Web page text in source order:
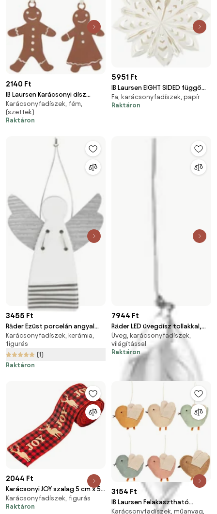
2140 Ft
IB Laursen Karácsonyi dísz
GINGERBREAD, barna
Karácsonyfadíszek, fém,
(szettek)
Raktáron
5951 Ft
IB Laursen EIGHT SIDED függő
papírcsillag
Fa, karácsonyfadíszek, papír
Raktáron
3455 Ft
Räder Ezüst porcelán angyal
STRIPES, függő
Karácsonyfadíszek, kerámia,
figurás
(1)
Raktáron
7944 Ft
Räder LED üvegdísz tollakkal,
nagy (19 cm)
Üveg, karácsonyfadíszek,
világítással
Raktáron
2044 Ft
Karácsonyi JOY szalag 5 cm x 5
m, piros
Karácsonyfadíszek, figurás
Raktáron
3154 Ft
IB Laursen Felakasztható
szövetmadár BIRD - több
Karácsonyfadíszek, műanyag,